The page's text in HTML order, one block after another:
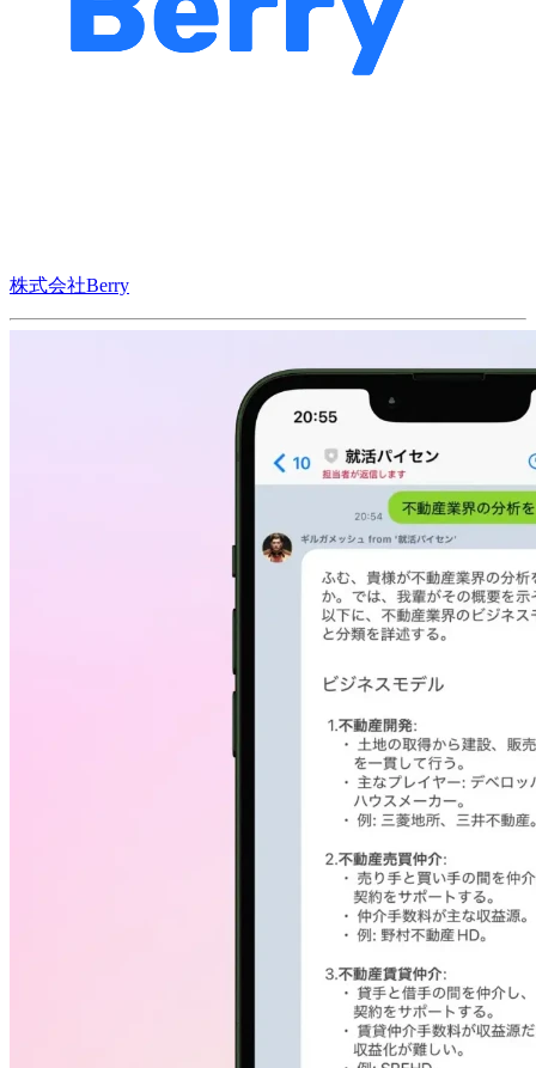
株式会社Berry